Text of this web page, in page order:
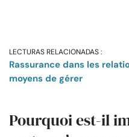
LECTURAS RELACIONADAS :
Rassurance dans les
moyens de gérer
Pourquoi est-il